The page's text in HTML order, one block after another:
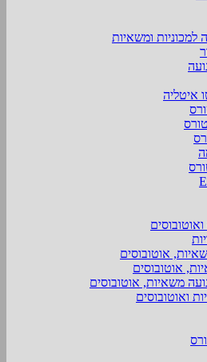
למכוניות ומשאיות
איטליה
אוטובוסים
אוטובוסים
משאיות, אוטובוסים
ואוטובוסים